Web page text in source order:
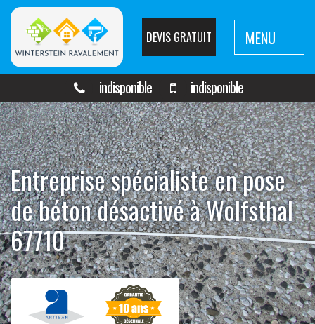
DEVIS GRATUIT MENU
indisponible indisponible
Entreprise spécialiste en pose
de béton désactivé à Wolfsthal
67710